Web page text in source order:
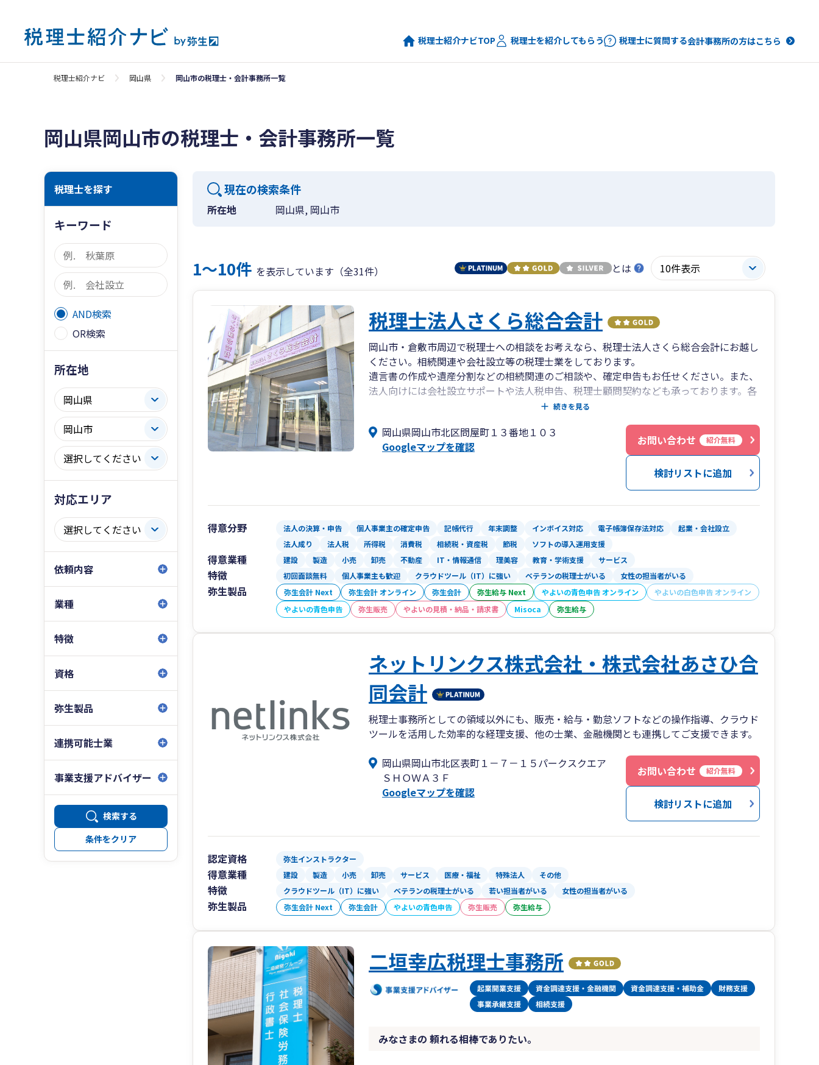
税理士紹介ナビTOP 税理士を紹介してもらう 税理士に質問する会計事務所の方はこちら
税理士紹介ナビ 岡山県 岡山市の税理士・会計事務所一覧
岡山県岡山市の税理士・会計事務所一覧
税理士を探す
キーワード
AND検索
OR検索
所在地
対応エリア
依頼内容
業種
特徴
資格
弥生製品
連携可能士業
事業支援アドバイザー
検索する
条件をクリア
現在の検索条件
所在地 岡山県, 岡山市
1〜10件 を表示しています（全31件） とは
税理士法人さくら総合会計
岡山市・倉敷市周辺で税理士への相談をお考えなら、税理士法人さくら総合会計にお越し
ください。相続関連や会社設立等の税理士業をしております。
遺言書の作成や遺産分割などの相続関連のご相談や、確定申告もお任せください。また、
法人向けには会社設立サポートや法人税申告、税理士顧問契約なども承っております。各
種税申告の無料相談も面談で随時行っておりますのでお気軽にご相談くださいませ。
続きを見る
岡山県岡山市北区問屋町１３番地１０３
Googleマップを確認
お問い合わせ 紹介無料
検討リストに追加
得意分野 法人の決算・申告 個人事業主の確定申告 記帳代行 年末調整 インボイス対応 電子帳簿保存法対応
起業・会社設立
法人成り
法人税 所得税 消費税 相続税・資産税 節税 ソフトの導入運用支援
得意業種 建設 製造 小売 卸売 不動産 IT・情報通信 理美容 教育・学術支援 サービス
特徴 初回面談無料 個人事業主も歓迎 クラウドツール（IT）に強い ベテランの税理士がいる 女性の担当者がいる
弥生製品 弥生会計 Next 弥生会計 オンライン 弥生会計 弥生給与 Next やよいの青色申告 オンライン
やよいの白色申告 オンライン
やよいの青色申告
弥生販売 やよいの見積・納品・請求書 Misoca 弥生給与
ネットリンクス株式会社・株式会社あさひ合
同会計
税理士事務所としての領域以外にも、販売・給与・勤怠ソフトなどの操作指導、クラウド
ツールを活用した効率的な経理支援、他の士業、金融機関とも連携してご支援できます。
岡山県岡山市北区表町１－７－１５パークスクエア
ＳＨＯＷＡ３Ｆ
Googleマップを確認
お問い合わせ 紹介無料
検討リストに追加
認定資格 弥生インストラクター
得意業種 建設 製造 小売 卸売 サービス 医療・福祉 特殊法人 その他
特徴 クラウドツール（IT）に強い ベテランの税理士がいる 若い担当者がいる 女性の担当者がいる
弥生製品 弥生会計 Next 弥生会計 やよいの青色申告 弥生販売 弥生給与
二垣幸広税理士事務所
みなさまの 頼れる相棒でありたい。